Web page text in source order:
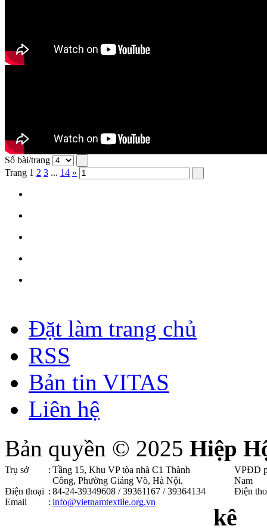
Số bài/trang
Trang 1 2 3 ... 14 »
Đặt làm trang chủ
RSS
Bản tin VITAS
Liên hệ
Bản quyền © 2025 Hiệp
Trụ sở : Tầng 15, Khu VP tòa nhà C1 Thành
Công, Phường Giảng Võ, Hà Nội .
Điện thoại : 84-24-39349608 / 39361167 / 39364134
Email
: info@vietnamtextile.org.vn
VPĐD
Nam
Điện
kê